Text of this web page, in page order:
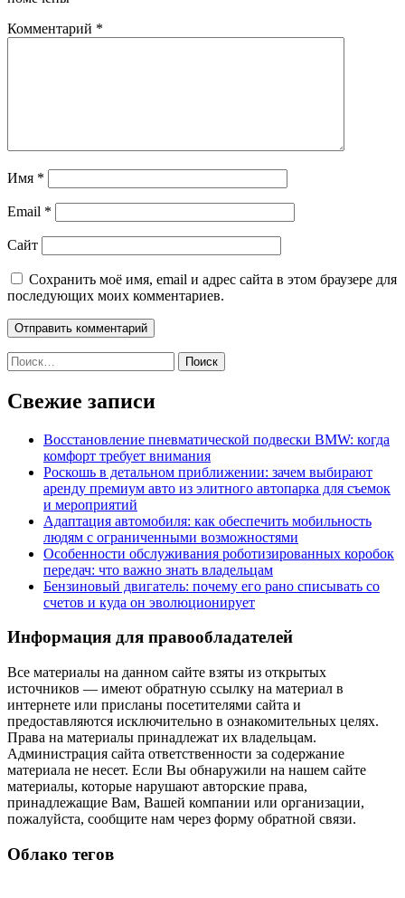
Комментарий *
Имя *
Email *
Сайт
Сохранить моё имя, email и адрес сайта в этом браузере для
последующих моих комментариев.
Найти:
Свежие записи
Восстановление пневматической подвески BMW: когда
комфорт требует внимания
Роскошь в детальном приближении: зачем выбирают
аренду премиум авто из элитного автопарка для съемок
и мероприятий
Адаптация автомобиля: как обеспечить мобильность
людям с ограниченными возможностями
Особенности обслуживания роботизированных коробок
передач: что важно знать владельцам
Бензиновый двигатель: почему его рано списывать со
счетов и куда он эволюционирует
Информация для правообладателей
Все материалы на данном сайте взяты из открытых
источников — имеют обратную ссылку на материал в
интернете или присланы посетителями сайта и
предоставляются исключительно в ознакомительных целях.
Права на материалы принадлежат их владельцам.
Администрация сайта ответственности за содержание
материала не несет. Если Вы обнаружили на нашем сайте
материалы, которые нарушают авторские права,
принадлежащие Вам, Вашей компании или организации,
пожалуйста, сообщите нам через форму обратной связи.
Облако тегов